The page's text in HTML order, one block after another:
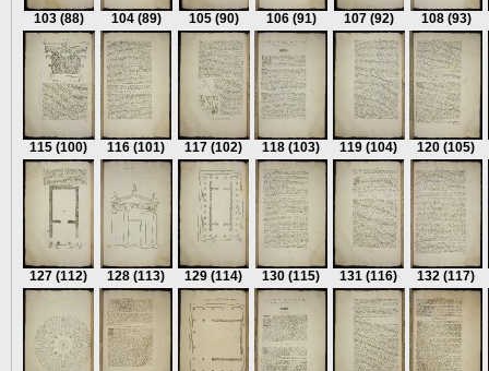
103 (88) 104 (89) 105 (90) 106 (91) 107 (92) 108 (93)
115 (100) 116 (101) 117 (102) 118 (103) 119 (104) 120 (105)
127 (112) 128 (113) 129 (114) 130 (115) 131 (116) 132 (117)